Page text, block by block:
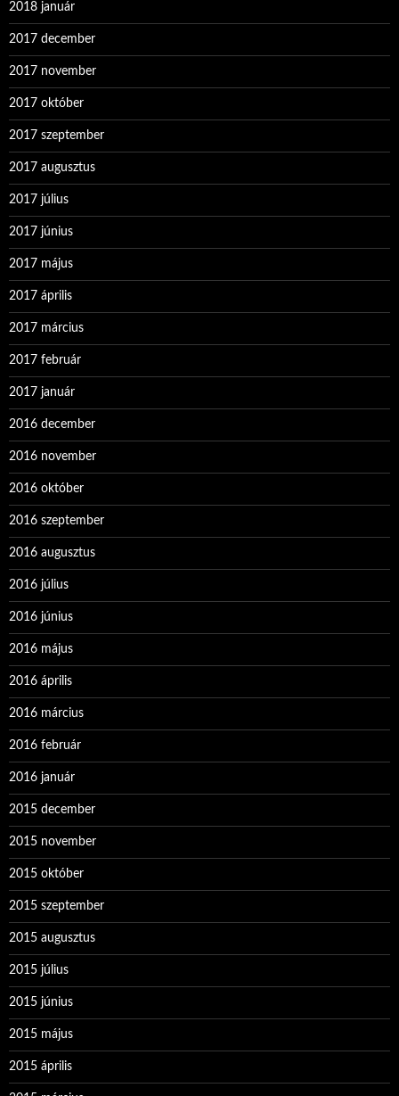
2018 január
2017 december
2017 november
2017 október
2017 szeptember
2017 augusztus
2017 július
2017 június
2017 május
2017 április
2017 március
2017 február
2017 január
2016 december
2016 november
2016 október
2016 szeptember
2016 augusztus
2016 július
2016 június
2016 május
2016 április
2016 március
2016 február
2016 január
2015 december
2015 november
2015 október
2015 szeptember
2015 augusztus
2015 július
2015 június
2015 május
2015 április